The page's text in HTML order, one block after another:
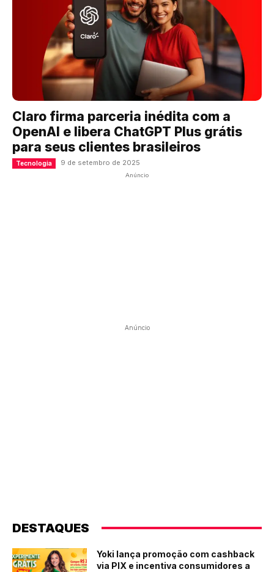
Claro firma parceria inédita com a
OpenAI e libera ChatGPT Plus grátis
para seus clientes brasileiros
Tecnologia 9 de setembro de 2025
Anúncio
Anúncio
DESTAQUES
Yoki lança promoção com cashback
via PIX e incentiva consumidores a